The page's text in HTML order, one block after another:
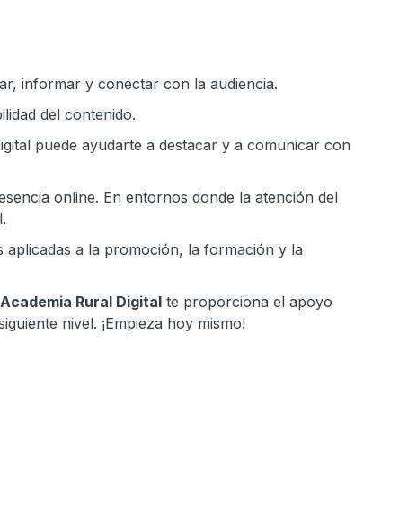
informar y conectar con la audiencia.
del contenido.
puede ayudarte a destacar y a comunicar con
online. En entornos donde la atención del
a la promoción, la formación y la
Academia Rural Digital te proporciona el apoyo
nivel. ¡Empieza hoy mismo!